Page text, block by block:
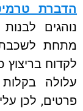
הדברת טרמיטים
נוהגים
מתחת לשכבת
לקדוח
עלולה בקלות
פרטים, לכן